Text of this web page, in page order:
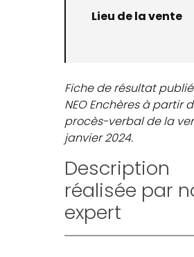
Lieu de la vente
Fiche de résultat
NEO Enchères à partir
procès-verbal de la
janvier 2024.
Description
réalisée par
expert